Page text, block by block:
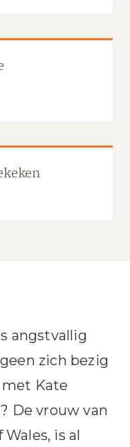
angstvallig
zich bezig
met Kate
De vrouw van
is al